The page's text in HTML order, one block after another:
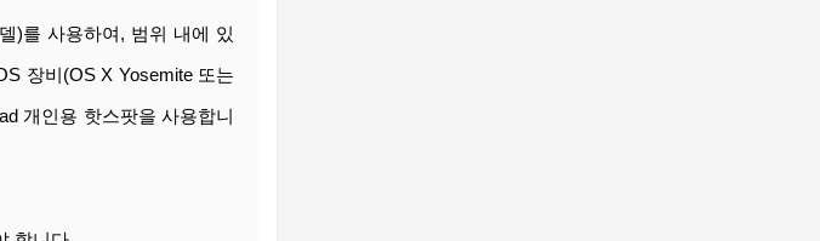
)를 사용하여, 범위 내에 있
장비(OS X Yosemite 또는
개인용 핫스팟을 사용합니